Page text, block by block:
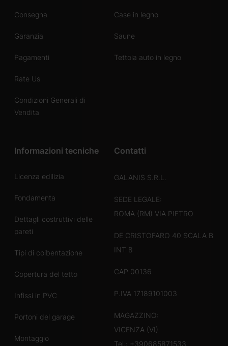
Consegna
Garanzia
Pagamenti
Rate Us
Condizioni Generali di
Vendita
Case in legno
Saune
Tettoia auto in legno
Informazioni tecniche
Licenza edilizia
Fondamenta
Dettagli costruttivi delle
pareti
Tipi di coibentazione
Copertura del tetto
Infissi in PVC
Portoni del garage
Montaggio
Contatti
GALANIS S.R.L.
SEDE LEGALE:
ROMA (RM) VIA PIETRO
DE CRISTOFARO 40 SCALA B
INT 8
CAP 00136
P.IVA 17189101003
MAGAZZINO:
VICENZA (VI)
Tel.: +390685871533